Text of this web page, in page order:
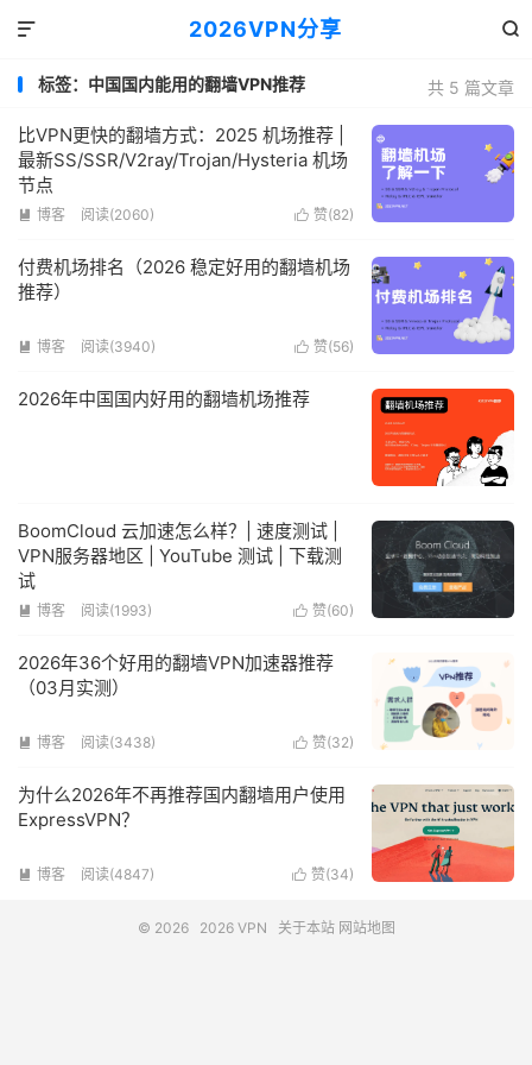
2026VPN分享 

共 5 篇文章
标签：中国国内能用的翻墙VPN推荐
比VPN更快的翻墙方式：2025 机场推荐 |
最新SS/SSR/V2ray/Trojan/Hysteria 机场
节点
 赞(82)
 博客 阅读(2060)
付费机场排名（2026 稳定好用的翻墙机场
推荐）
 赞(56)
 博客 阅读(3940)
2026年中国国内好用的翻墙机场推荐
BoomCloud 云加速怎么样？| 速度测试 |
VPN服务器地区 | YouTube 测试 | 下载测
试
 赞(60)
 博客 阅读(1993)
2026年36个好用的翻墙VPN加速器推荐
（03月实测）
 赞(32)
 博客 阅读(3438)
为什么2026年不再推荐国内翻墙用户使用
ExpressVPN？
 赞(34)
 博客 阅读(4847)
© 2026 2026 VPN 关于本站 网站地图